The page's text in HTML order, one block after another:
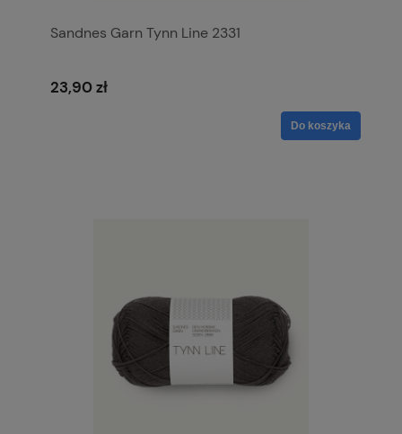
Sandnes Garn Tynn Line 2331
23,90 zł
Do koszyka